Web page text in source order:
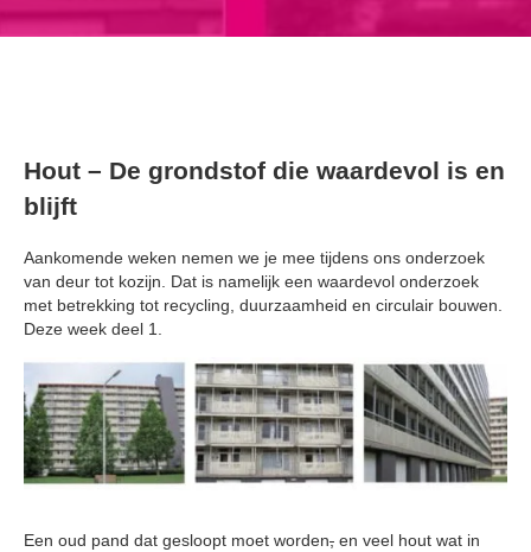
Hout – De grondstof die waardevol is en
blijft
Aankomende weken nemen we je mee tijdens ons onderzoek
van deur tot kozijn. Dat is namelijk een waardevol onderzoek
met betrekking tot recycling, duurzaamheid en circulair bouwen.
Deze week deel 1.
Een oud pand dat gesloopt moet worden, en veel hout wat in